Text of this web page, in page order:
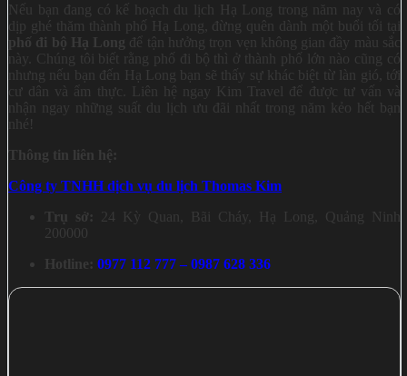
Nếu bạn đang có kế hoạch du lịch Hạ Long trong năm nay và có
dịp ghé thăm thành phố Hạ Long, đừng quên dành một buổi tối tại
phố đi bộ Hạ Long để tận hưởng trọn vẹn không gian đầy màu sắc
này. Chúng tôi biết rằng phố đi bộ thì ở thành phố lớn nào cũng có
nhưng nếu bạn đến Hạ Long bạn sẽ thấy sự khác biệt từ làn gió, tới
cư dân và ẩm thực. Liên hệ ngay Kim Travel để được tư vấn và
nhận ngay những suất du lịch ưu đãi nhất trong năm kẻo hết bạn
nhé!
Thông tin liên hệ:
Công ty TNHH dịch vụ du lịch Thomas Kim
Trụ sở:
24 Kỳ Quan, Bãi Cháy, Hạ Long, Quảng Ninh
200000
Hotline: 0977 112 777 – 0987 628 336